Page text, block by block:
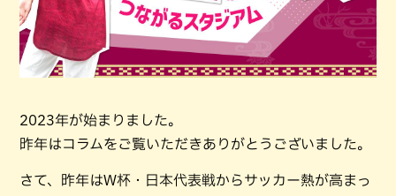
2023年が始まりました。
昨年はコラムをご覧いただきありがとうございました。
さて、昨年はW杯・日本代表戦からサッカー熱が高まっ